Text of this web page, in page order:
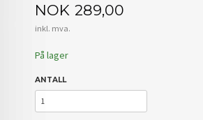
Pris
NOK 289,00
inkl. mva.
På lager
ANTALL